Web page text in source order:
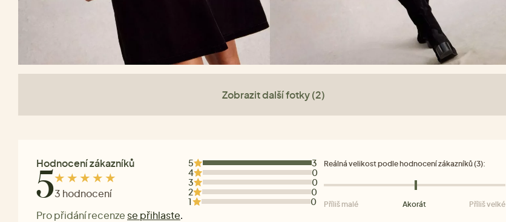
Zobrazit další fotky (2)
Hodnocení zákazníků
53 hodnocení
Pro přidání recenze se přihlaste.
5
3
4
0
3
0
2
0
1
0
Reálná velikost podle hodnocení zákazníků (3):
Příliš malé Akorát Příliš velké